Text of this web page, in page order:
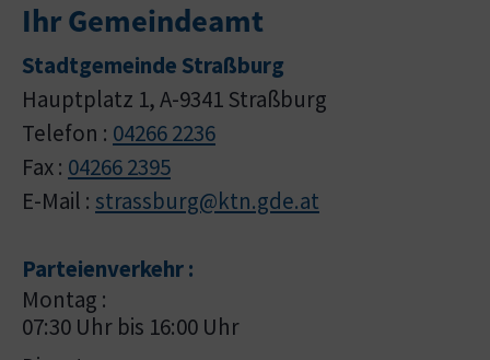
Ihr Gemeindeamt
Stadtgemeinde Straßburg
Hauptplatz 1, A-9341 Straßburg
Telefon : 04266 2236
Fax : 04266 2395
E-Mail : strassburg@ktn.gde.at
Parteienverkehr :
Montag :
07:30 Uhr bis 16:00 Uhr